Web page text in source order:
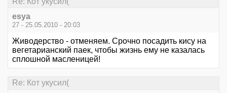
esya
27 - 25.05.2010 - 20:03
Живодерство - отменяем. Срочно посадить кису на
вегетарианский паек, чтобы жизнь ему не казалась
сплошной масленицей!
Re: Кот укусил(